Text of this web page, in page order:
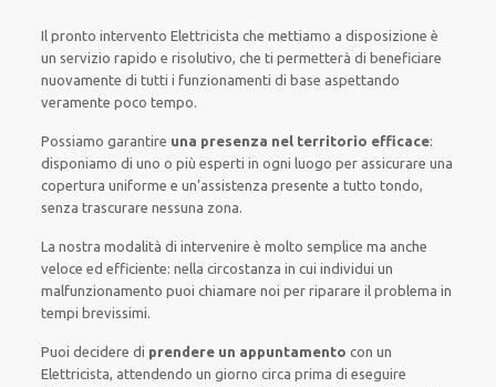
Il pronto intervento Elettricistache mettiamo a disposizione è
un servizio rapido e risolutivo, che tipermetterà di beneficiare
nuovamente di tutti i funzionamenti di base aspettando
veramente poco tempo.
Possiamo garantire una presenza nel territorio efficace:
disponiamo di uno o piùesperti in ogni luogo per assicurare una
coperturauniforme e un’assistenza presente atutto tondo,
senzatrascurarenessuna zona.
La nostra modalità di intervenire èmolto semplice ma anche
veloce ed efficiente: nella circostanza in cuiindividuiun
malfunzionamento puoi chiamare noi perriparare ilproblema in
tempi brevissimi.
Puoi decidere di prendere un appuntamento con un
Elettricista, attendendoun giorno circa prima dieseguire